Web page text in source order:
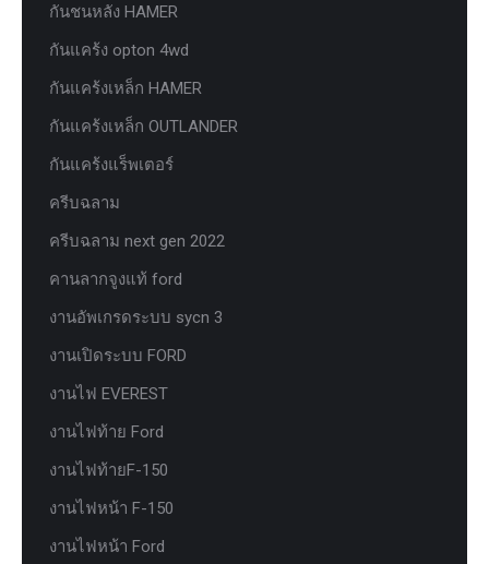
กันชนหลัง HAMER
กันแคร้ง opton 4wd
กันแคร้งเหล็ก HAMER
กันแคร้งเหล็ก OUTLANDER
กันแคร้งแร็พเตอร์
ครีบฉลาม
ครีบฉลาม next gen 2022
คานลากจูงแท้ ford
งานอัพเกรดระบบ sycn 3
งานเปิดระบบ FORD
งานไฟ EVEREST
งานไฟท้าย Ford
งานไฟท้ายF-150
งานไฟหน้า F-150
งานไฟหน้า Ford